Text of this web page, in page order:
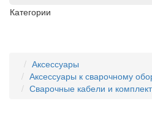
Категории
Аксессуары
Аксессуары к сварочному
Сварочные кабели и